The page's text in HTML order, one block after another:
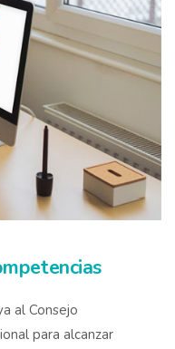
al Consejo
para alcanzar